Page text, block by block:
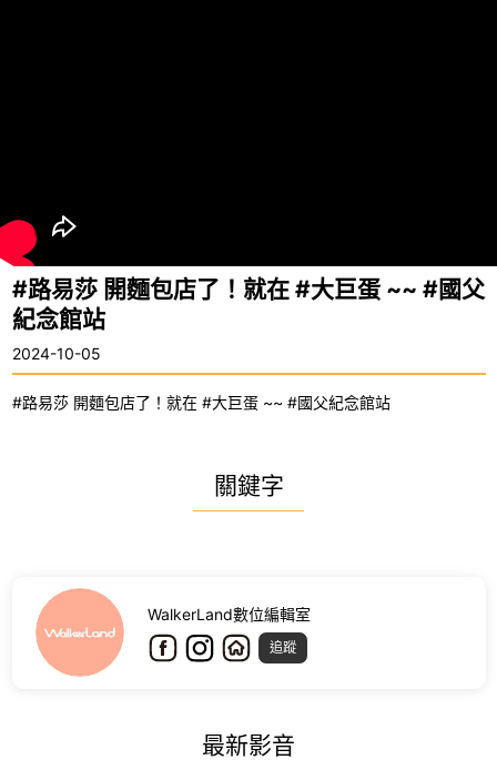
#路易莎 開麵包店了！就在 #大巨蛋 ~~ #國父
紀念館站
2024-10-05
#路易莎 開麵包店了！就在 #大巨蛋 ~~ #國父紀念館站
關鍵字
WalkerLand數位編輯室
追蹤
最新影音